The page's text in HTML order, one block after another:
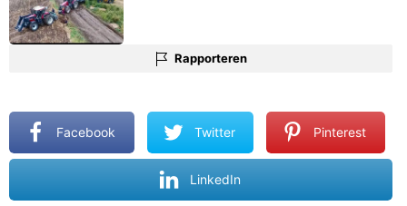
Rapporteren
Facebook Twitter Pinterest
LinkedIn